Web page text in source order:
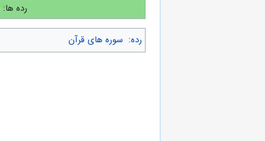
رده ها:
رده: سوره های قرآن